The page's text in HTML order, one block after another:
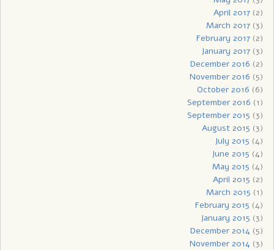
April 2017(2)
March 2017(3)
February 2017(2)
January 2017(3)
December 2016 (2)
November 2016 (5)
October 2016 (6)
September 2016 (1)
September 2015 (3)
August 2015 (3)
July 2015 (4)
June 2015 (4)
May 2015 (4)
April 2015 (2)
March 2015 (1)
February 2015 (4)
January 2015 (3)
December 2014(5)
November 2014(3)